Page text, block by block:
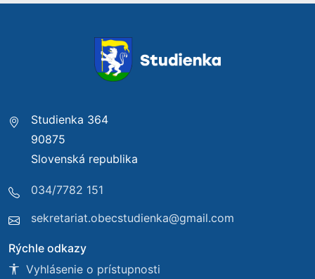
Studienka 364
90875
Slovenská republika
034/7782 151
sekretariat.obecstudienka@gmail.com
Rýchle odkazy
Vyhlásenie o prístupnosti